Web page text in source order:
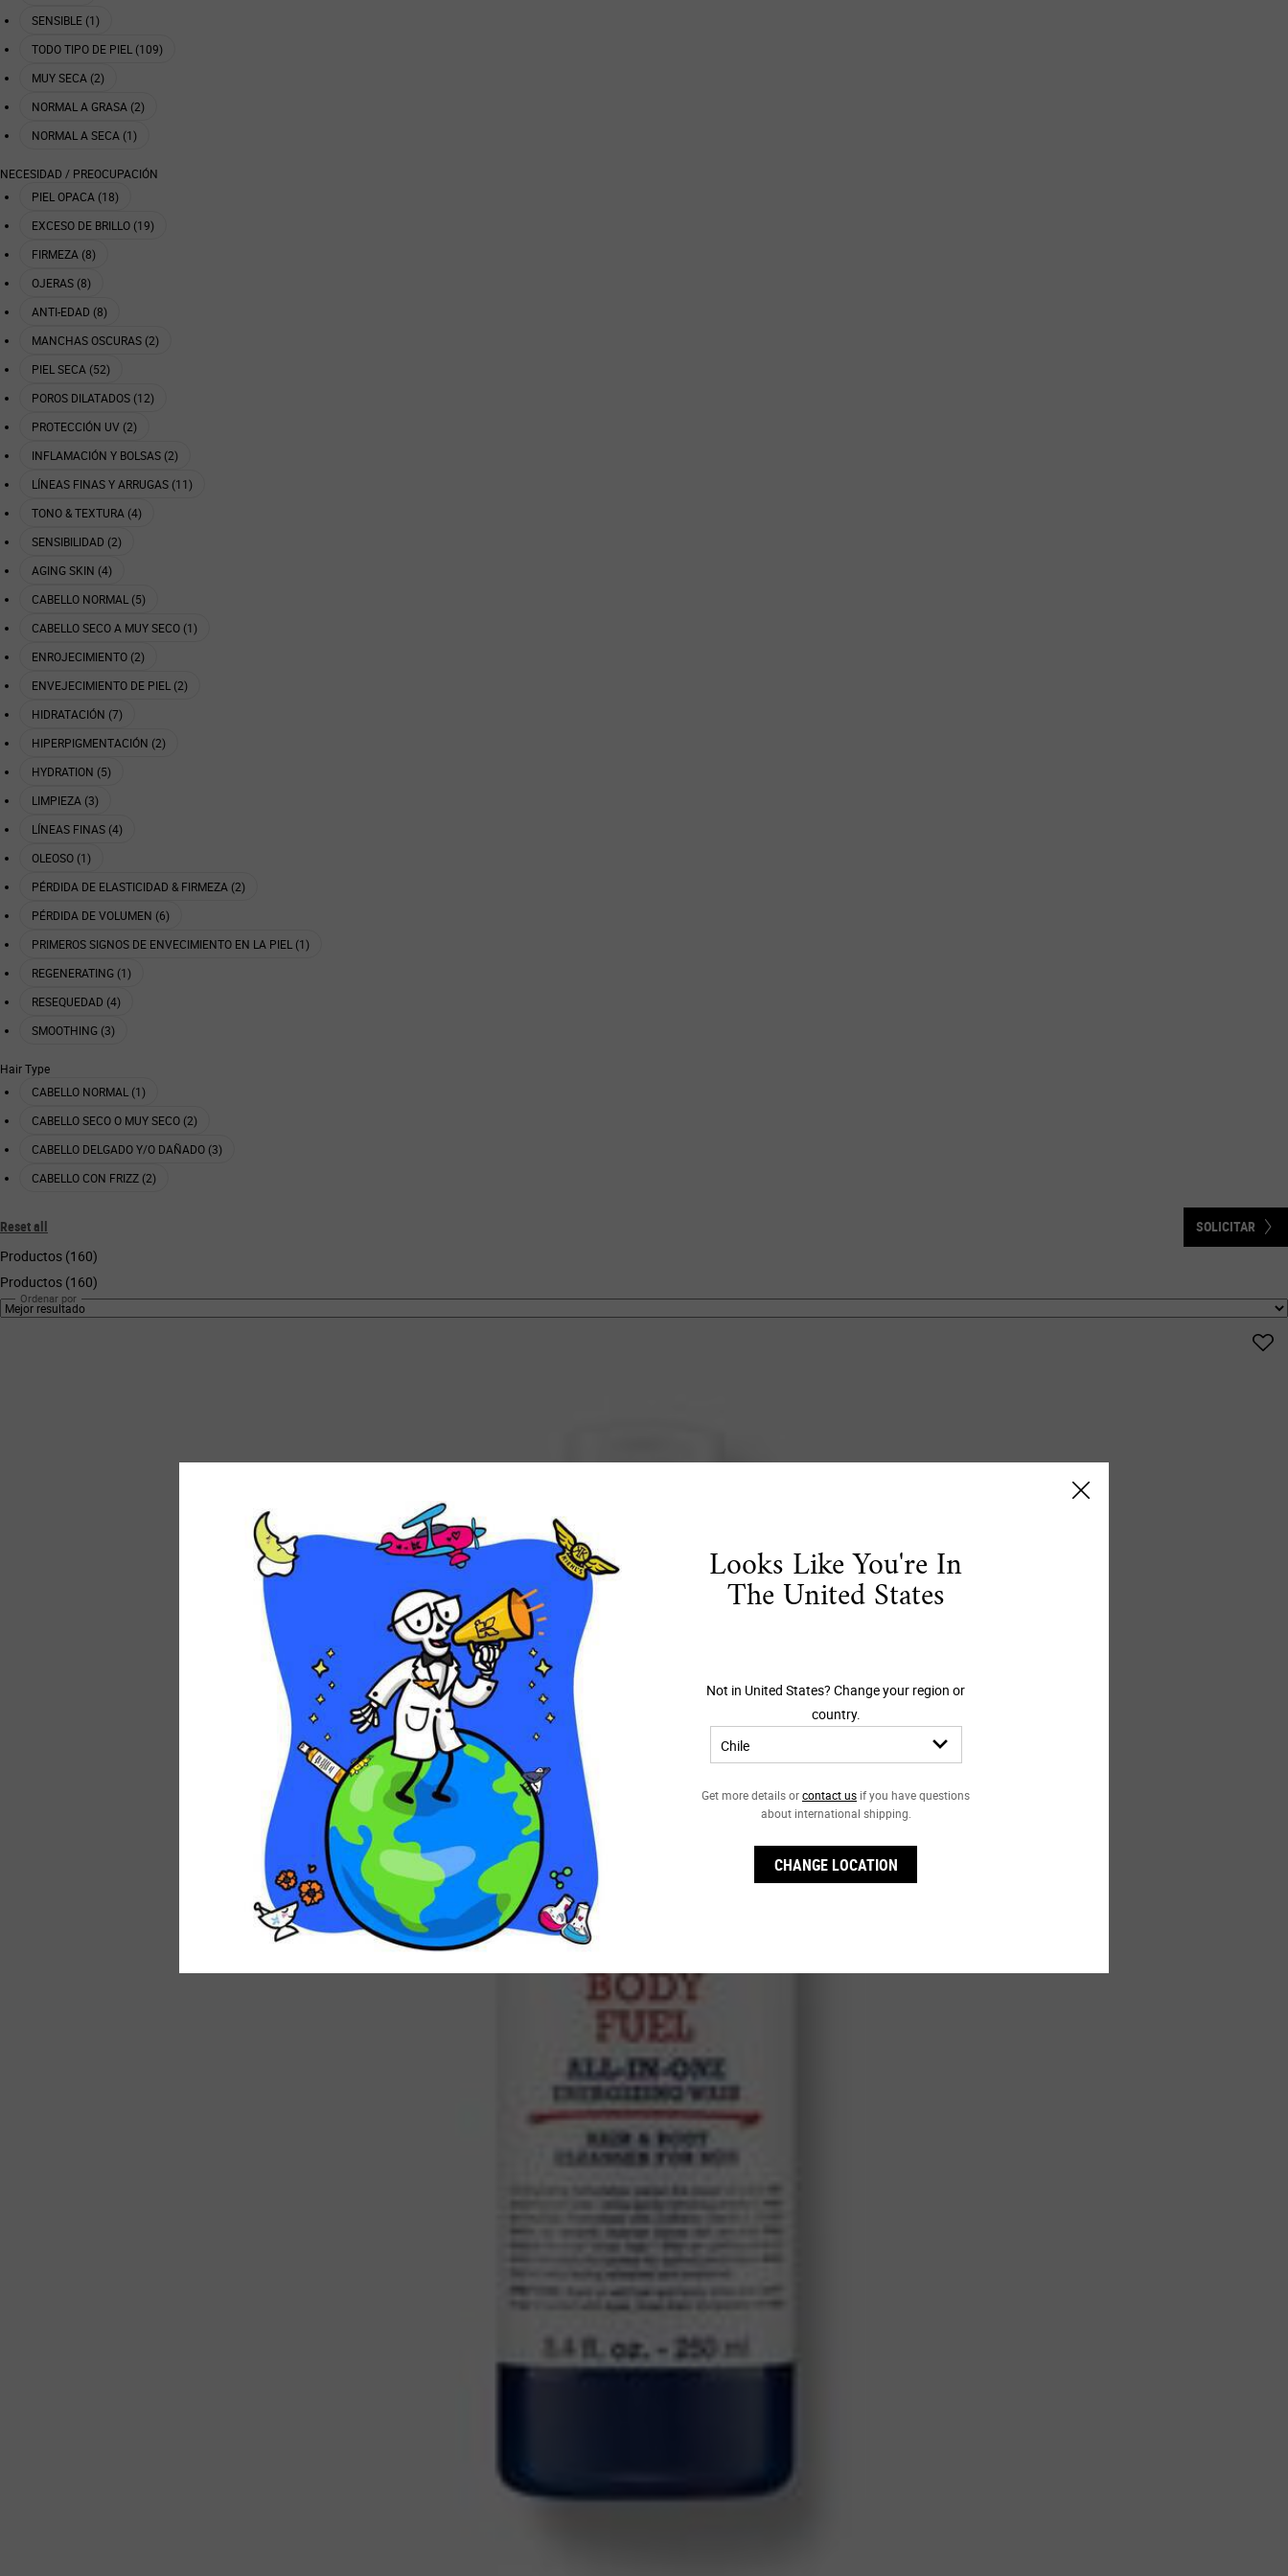
SENSIBLE (1)
TODO TIPO DE PIEL (109)
MUY SECA (2)
NORMAL A GRASA (2)
NORMAL A SECA (1)
NECESIDAD / PREOCUPACIÓN
PIEL OPACA (18)
EXCESO DE BRILLO (19)
FIRMEZA (8)
OJERAS (8)
ANTI-EDAD (8)
MANCHAS OSCURAS (2)
PIEL SECA (52)
POROS DILATADOS (12)
PROTECCIÓN UV (2)
INFLAMACIÓN Y BOLSAS (2)
LÍNEAS FINAS Y ARRUGAS (11)
TONO & TEXTURA (4)
SENSIBILIDAD (2)
AGING SKIN (4)
CABELLO NORMAL (5)
CABELLO SECO A MUY SECO (1)
ENROJECIMIENTO (2)
ENVEJECIMIENTO DE PIEL (2)
HIDRATACIÓN (7)
HIPERPIGMENTACIÓN (2)
HYDRATION (5)
LIMPIEZA (3)
LÍNEAS FINAS (4)
OLEOSO (1)
PÉRDIDA DE ELASTICIDAD & FIRMEZA (2)
PÉRDIDA DE VOLUMEN (6)
PRIMEROS SIGNOS DE ENVECIMIENTO EN LA PIEL (1)
REGENERATING (1)
RESEQUEDAD (4)
SMOOTHING (3)
Hair Type
CABELLO NORMAL (1)
CABELLO SECO O MUY SECO (2)
CABELLO DELGADO Y/O DAÑADO (3)
CABELLO CON FRIZZ (2)
Reset all
SOLICITAR
Productos (160)
Productos (160)
Ordenar por
Looks Like You're In
The United States
Not in United States? Change your region or
country.
Get more details orcontact us if you have questions
about international shipping.
CHANGE LOCATION